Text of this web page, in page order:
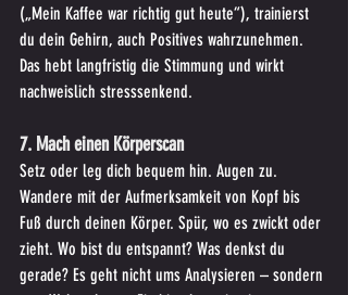
(„Mein Kaffee war richtig gut heute“), trainierst
du dein Gehirn, auch Positives wahrzunehmen.
Das hebt langfristig die Stimmung und wirkt
nachweislich stresssenkend.
7. Mach einen Körperscan
Setz oder leg dich bequem hin. Augen zu.
Wandere mit der Aufmerksamkeit von Kopf bis
Fuß durch deinen Körper. Spür, wo es zwickt oder
zieht. Wo bist du entspannt? Was denkst du
gerade? Es geht nicht ums Analysieren – sondern